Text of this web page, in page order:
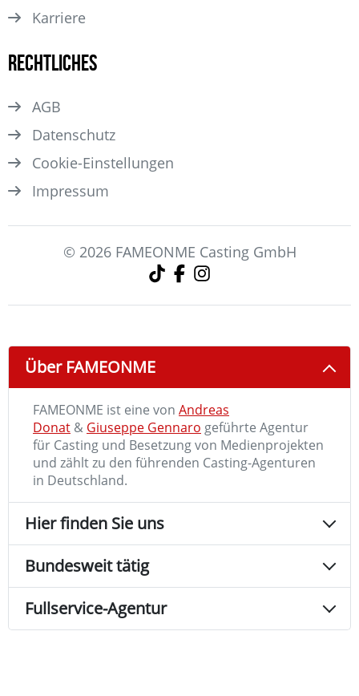
Karriere
Rechtliches
AGB
Datenschutz
Cookie-Einstellungen
Impressum
© 2026 FAMEONME Casting GmbH
Über FAMEONME
FAMEONME ist eine von Andreas
Donat & Giuseppe Gennaro geführte Agentur
für Casting und Besetzung von Medienprojekten
und zählt zu den führenden Casting-Agenturen
in Deutschland.
Hier finden Sie uns
Bundesweit tätig
Fullservice-Agentur